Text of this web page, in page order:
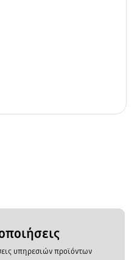
υπηρεσιών προϊόντων